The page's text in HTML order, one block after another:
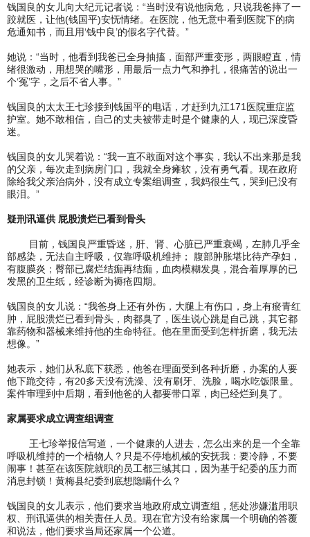
钱国良的女儿向大纪元记者说：“当时没有说他病危，只说我爸摔了一
跤就医，让他(钱国平)安怃情绪。在医院，他无意中看到医院下的病
危通知书，而且用‘钱中良’的假名字代替。”
她说：“当时，他看到我爸已全身抽搐，面部严重变形，两眼瞪直，情
绪很激动，用想哭的嘴形，用最后一点力气和挣扎，很痛苦的说出一
个‘冤’字，之后不省人事。”
钱国良的太太王七珍接到钱国平的电话，才赶到九江171医院重症监
护室。她不敢相信，自己的丈夫被带走时是个健康的人，现已深度昏
迷。
钱国良的女儿哭着说：“我一直不敢面对这个事实，我认不出来那是我
的父亲，每次走到病房门口，我就全身瘫软，没有勇气看。现在政府
除给我父亲治病外，没有成立专案组调查，我妈很生气，哭到已没有
眼泪。”
疑刑讯逼供 屁股溃烂已看到骨头
目前，钱国良严重昏迷，肝、肾、心脏已严重衰竭，左肺几乎全
部感染，无法自主呼吸，仅靠呼吸机维持； 腹部肿胀堪比待产孕妇，
有腹膜炎；臀部已腐烂结痂再结痂，血肉模糊发臭，混合着厚厚的已
发黑的卫生纸，经诊断为褥疮四期。
钱国良的女儿说：“我爸身上还有外伤，大腿上有伤口，身上有瘀青红
肿，屁股溃烂已看到骨头，肉都臭了，医生说心跳是自己跳，其它都
靠药物和器械来维持他的生命特征。他在里面受到怎样折磨，我无法
想像。”
她表示，她们从私底下获悉，他爸在理面受到各种折磨，办案的人要
他下跪交待，有20多天没有洗澡、没有刷牙、洗脸，喝水吃饭限量。
案件审理到中后期，看到他爸的人都要带口罩，肉已经烂到臭了。
家属要求成立调查组调查
王七珍举报信写道，一个健康的人进去，怎么出来的是一个全靠
呼吸机维持的一个植物人？只是不停地机械的安抚我：要冷静，不要
闹事！甚至在该医院就职的员工都三缄其口，因为基于纪委的压力而
消息封锁！黄梅县纪委到底想隐瞒什么？
钱国良的女儿表示，他们要求当地政府成立调查组，惩处涉嫌滥用职
权、刑讯逼供的相关责任人员。现在官方没有给家属一个明确的答覆
和说法，他们要求当局还家属一个公道。